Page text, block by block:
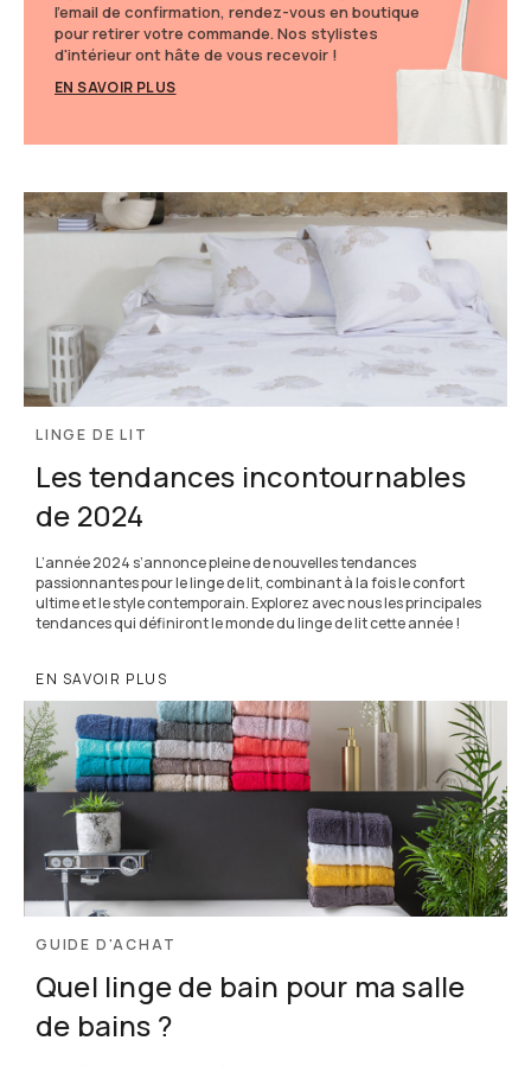
l'email de confirmation, rendez-vous en boutique
pour retirer votre commande. Nos stylistes
d'intérieur ont hâte de vous recevoir !
EN SAVOIR PLUS
LINGE DE LIT
Les tendances incontournables
de 2024
L’année 2024 s’annonce pleine de nouvelles tendances
passionnantes pour le linge de lit, combinant à la fois le confort
ultime et le style contemporain. Explorez avec nous les principales
tendances qui définiront le monde du linge de lit cette année !
EN SAVOIR PLUS
GUIDE D'ACHAT
Quel linge de bain pour ma salle
de bains ?